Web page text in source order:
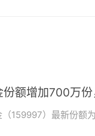
额增加700万
159997）最新份额